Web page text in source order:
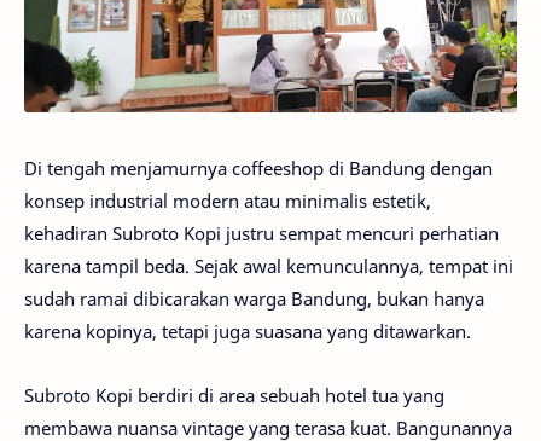
Di tengah menjamurnya coffeeshop di Bandung dengan
konsep industrial modern atau minimalis estetik,
kehadiran Subroto Kopi justru sempat mencuri perhatian
karena tampil beda. Sejak awal kemunculannya, tempat ini
sudah ramai dibicarakan warga Bandung, bukan hanya
karena kopinya, tetapi juga suasana yang ditawarkan.
Subroto Kopi berdiri di area sebuah hotel tua yang
membawa nuansa vintage yang terasa kuat. Bangunannya